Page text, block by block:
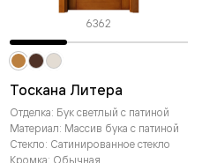
6362
Тоскана Литера
Отделка: Бук светлый с патиной
Материал: Массив бука с патиной
Стекло: Сатинированное стекло
Кромка: Обычная